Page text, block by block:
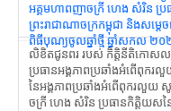
អគ្គមហាពញាចក្រី ហេង សំរិន ប្រធ
ព្រះរាជាណាចក្រកម្ពុជា និងសម្តេ
ពិធីបុណ្យចូលឆ្នាំថ្មី ឆ្នាំសកល ២
លិខិតជូនពរ របស់ កិត្តិនីតិកោសល
ប្រធានអង្គភាពប្រឆាំងអំពើពុករលួ
នៃអង្គភាពប្រឆាំងអំពើពុករលួយ
ចក្រី ហេង សំរិន ប្រធានកិត្តិយសនៃ